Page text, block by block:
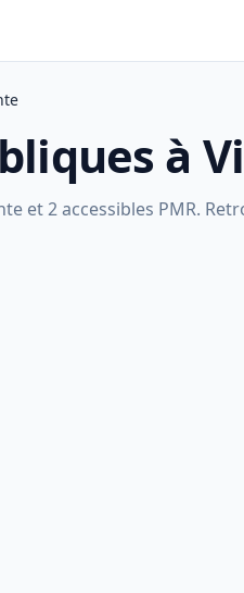
à
et 2 accessibles PMR.